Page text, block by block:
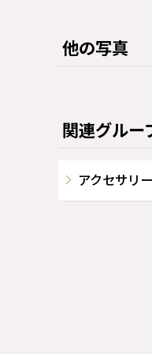
他の写真
関連グルー
アクセサリ